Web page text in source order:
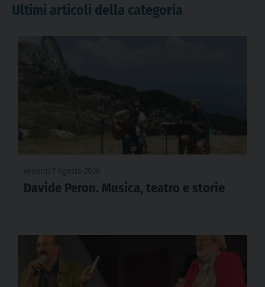
Ultimi articoli della categoria
Davide Peron. Musica, teatro e storie